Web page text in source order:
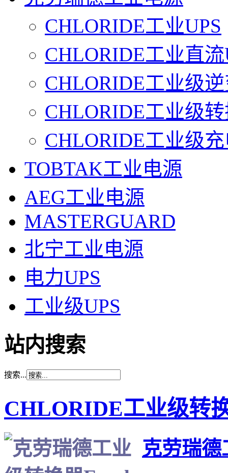
CHLORIDE工业UPS
CHLORIDE工业直流
CHLORIDE工业级
CHLORIDE工业级
CHLORIDE工业级
TOBTAK工业电源
AEG工业电源
MASTERGUARD
北宁工业电源
电力UPS
工业级UPS
站内搜索
搜索...
CHLORIDE工业级转
克劳瑞德